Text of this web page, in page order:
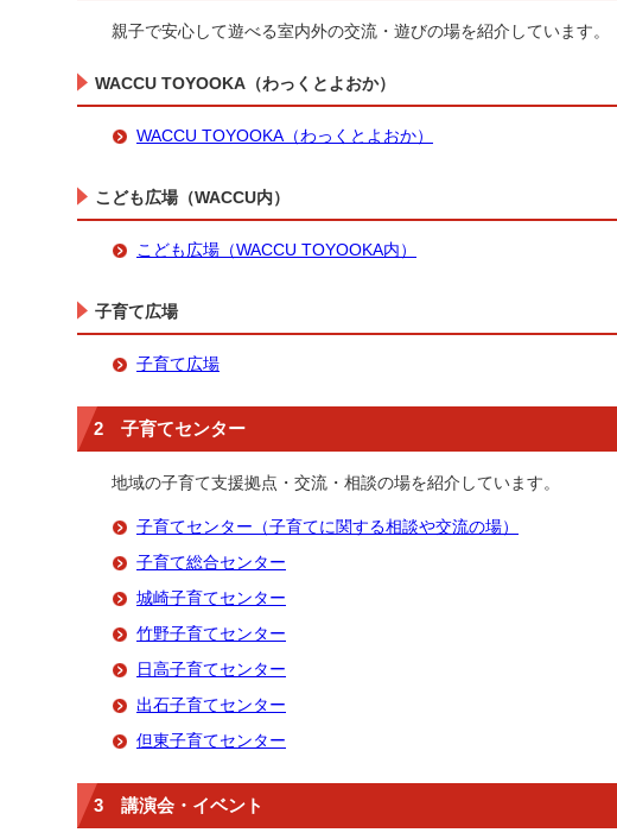
親子で安心して遊べる室内外の交流・遊びの場を紹介しています。
WACCU TOYOOKA（わっくとよおか）
WACCU TOYOOKA（わっくとよおか）
こども広場（WACCU内）
こども広場（WACCU TOYOOKA内）
子育て広場
子育て広場
2 子育てセンター
地域の子育て支援拠点・交流・相談の場を紹介しています。
子育てセンター（子育てに関する相談や交流の場）
子育て総合センター
城崎子育てセンター
竹野子育てセンター
日高子育てセンター
出石子育てセンター
但東子育てセンター
3 講演会・イベント